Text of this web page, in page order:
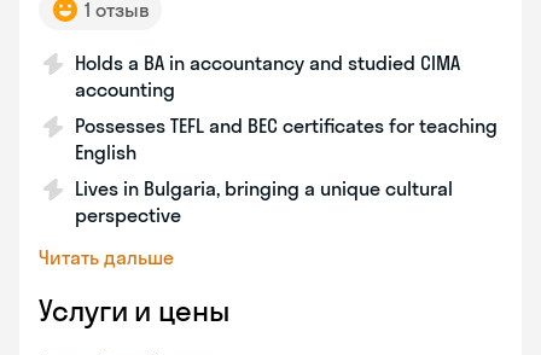
1 отзыв
Holds a BA in accountancy and studied CIMA
accounting
Possesses TEFL and BEC certificates for teaching
English
Lives in Bulgaria, bringing a unique cultural
perspective
Читать дальше
Услуги и цены